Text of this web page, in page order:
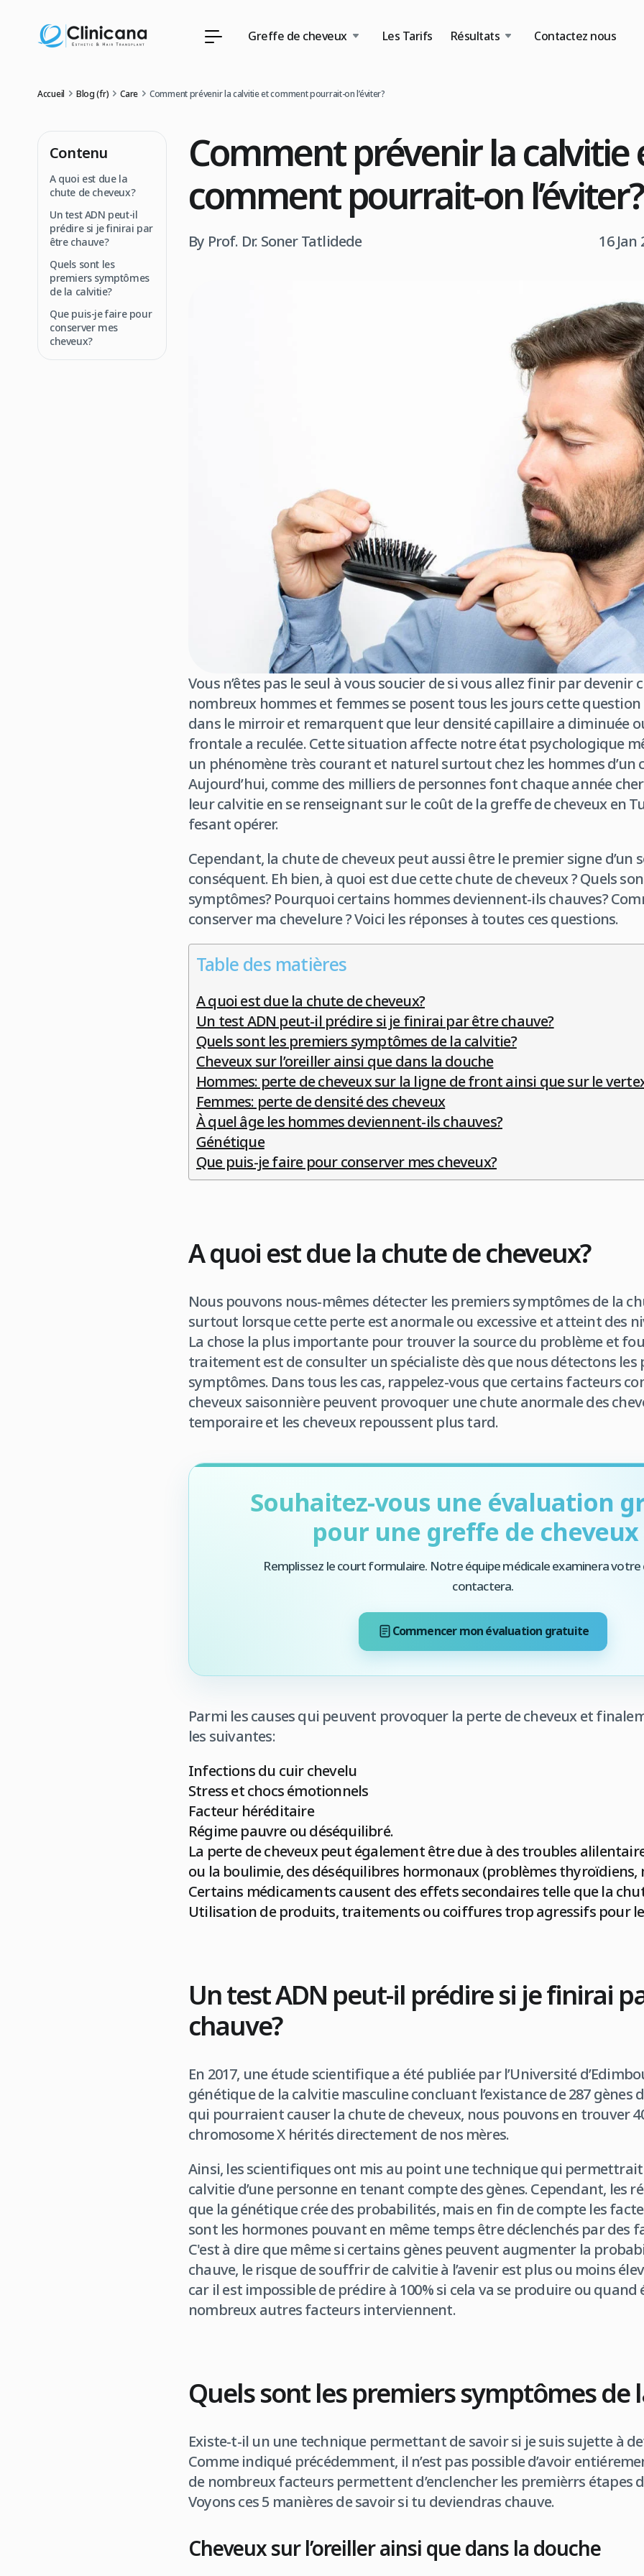
Greffe de cheveux Les Tarifs Résultats Contactez nous
Accueil Blog (fr) Care Comment prévenir la calvitie et comment pourrait-on l’éviter?
Contenu
A quoi est due la
chute de cheveux?
Un test ADN peut-il
prédire si je finirai par
être chauve?
Quels sont les
premiers symptômes
de la calvitie?
Que puis-je faire pour
conserver mes
cheveux?
Comment prévenir la calvitie
comment pourrait-on l’éviter?
By Prof. Dr. Soner Tatlidede 16 Jan
Vous n’êtes pas le seul à vous soucier de si vous allez finir par devenir
nombreux hommes et femmes se posent tous les jours cette
dans le mirroir et remarquent que leur densité capillaire a diminuée
frontale a reculée. Cette situation affecte notre état psychologique
un phénomène très courant et naturel surtout chez les hommes d’un
Aujourd’hui, comme des milliers de personnes font chaque année
leur calvitie en se renseignant sur le coût de la greffe de cheveux en
fesant opérer.
Cependant, la chute de cheveux peut aussi être le premier signe d’un
conséquent. Eh bien, à quoi est due cette chute de cheveux ? Quels
symptômes? Pourquoi certains hommes deviennent-ils chauves?
conserver ma chevelure ? Voici les réponses à toutes ces questions.
Table des matières
A quoi est due la chute de cheveux?
Un test ADN peut-il prédire si je finirai par être chauve?
Quels sont les premiers symptômes de la calvitie?
Cheveux sur l’oreiller ainsi que dans la douche
Hommes: perte de cheveux sur la ligne de front ainsi que sur le
Femmes: perte de densité des cheveux
À quel âge les hommes deviennent-ils chauves?
Génétique
Que puis-je faire pour conserver mes cheveux?
A quoi est due la chute de cheveux?
Nous pouvons nous-mêmes détecter les premiers symptômes de la
surtout lorsque cette perte est anormale ou excessive et atteint des
La chose la plus importante pour trouver la source du problème et
traitement est de consulter un spécialiste dès que nous détectons les
symptômes. Dans tous les cas, rappelez-vous que certains facteurs
cheveux saisonnière peuvent provoquer une chute anormale des
temporaire et les cheveux repoussent plus tard.
Souhaitez-vous une évaluation
pour une greffe de cheveux
Remplissez le court formulaire. Notre équipe médicale examinera votre
contactera.
Commencer mon évaluation gratuite
Parmi les causes qui peuvent provoquer la perte de cheveux et
les suivantes:
Infections du cuir chevelu
Stress et chocs émotionnels
Facteur héréditaire
Régime pauvre ou déséquilibré.
La perte de cheveux peut également être due à des troubles
ou la boulimie, des déséquilibres hormonaux (problèmes thyroïdiens,
Certains médicaments causent des effets secondaires telle que la
Utilisation de produits, traitements ou coiffures trop agressifs pour
Un test ADN peut-il prédire si je finirai
chauve?
En 2017, une étude scientifique a été publiée par l’Université
génétique de la calvitie masculine concluant l’existance de 287 gènes
qui pourraient causer la chute de cheveux, nous pouvons en trouver
chromosome X hérités directement de nos mères.
Ainsi, les scientifiques ont mis au point une technique qui
calvitie d’une personne en tenant compte des gènes. Cependant, les
que la génétique crée des probabilités, mais en fin de compte les
sont les hormones pouvant en même temps être déclenchés par des
C'est à dire que même si certains gènes peuvent augmenter la
chauve, le risque de souffrir de calvitie à l’avenir est plus ou moins
car il est impossible de prédire à 100% si cela va se produire ou
nombreux autres facteurs interviennent.
Quels sont les premiers symptômes de
Existe-t-il un une technique permettant de savoir si je suis sujette à
Comme indiqué précédemment, il n’est pas possible d’avoir
de nombreux facteurs permettent d’enclencher les premièrrs étapes
Voyons ces 5 manières de savoir si tu deviendras chauve.
Cheveux sur l’oreiller ainsi que dans la douche